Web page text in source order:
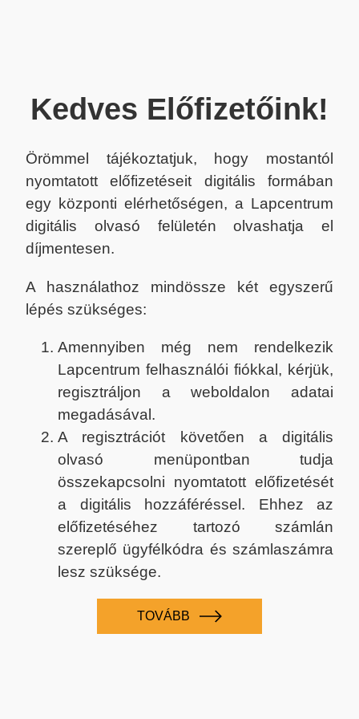
Kedves Előfizetőink!
Örömmel tájékoztatjuk, hogy mostantól
nyomtatott előfizetéseit digitális formában
egy központi elérhetőségen, a Lapcentrum
digitális olvasó felületén olvashatja el
díjmentesen.
A használathoz mindössze két egyszerű
lépés szükséges:
Amennyiben még nem rendelkezik
Lapcentrum felhasználói fiókkal, kérjük,
regisztráljon a weboldalon adatai
megadásával.
A regisztrációt követően a digitális
olvasó menüpontban tudja
összekapcsolni nyomtatott előfizetését
a digitális hozzáféréssel. Ehhez az
előfizetéséhez tartozó számlán
szereplő ügyfélkódra és számlaszámra
lesz szüksége.
TOVÁBB